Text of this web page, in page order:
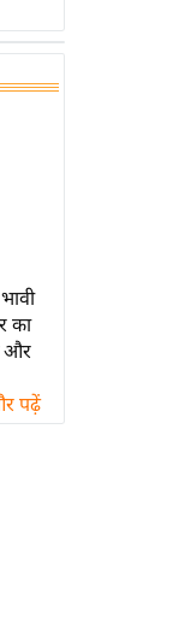
का
और
पढ़ें